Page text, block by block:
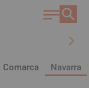
chevron_right
Comarca Navarra